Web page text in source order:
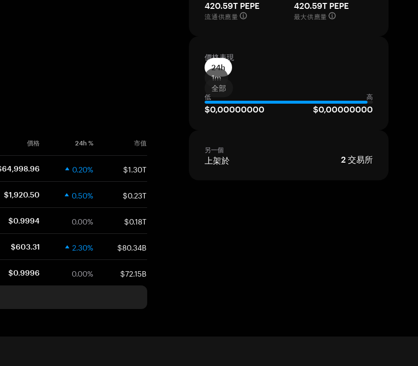
420.59T PEPE
流通供應量
420.59T PEPE
最大供應量
價格表現
24h
1m
全部
低 高
$0,00000000 $0,00000000
另一個
上架於 2 交易所
價格 24h % 市值
0.20% $1.30T
$1,920.50 0.50% $0.23T
$0.9994 0.00% $0.18T
$603.31 2.30% $80.34B
$0.9996 0.00% $72.15B